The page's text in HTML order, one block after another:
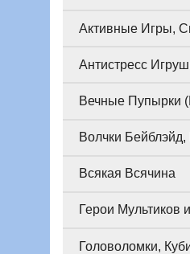
Активные Игры,
Антистресс
Вечные Пупырки
Волчки
Всякая Всячина
Герои Мультиков
Головоломки,